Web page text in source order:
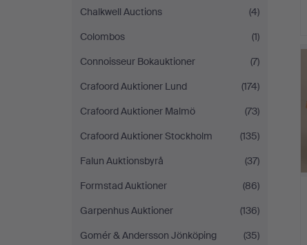
Chalkwell Auctions
(4)
Colombos
(1)
Connoisseur Bokauktioner
(7)
Crafoord Auktioner Lund
(174)
Crafoord Auktioner Malmö
(73)
Crafoord Auktioner Stockholm
(135)
Falun Auktionsbyrå
(37)
Formstad Auktioner
(86)
Garpenhus Auktioner
(136)
Gomér & Andersson Jönköping
(35)